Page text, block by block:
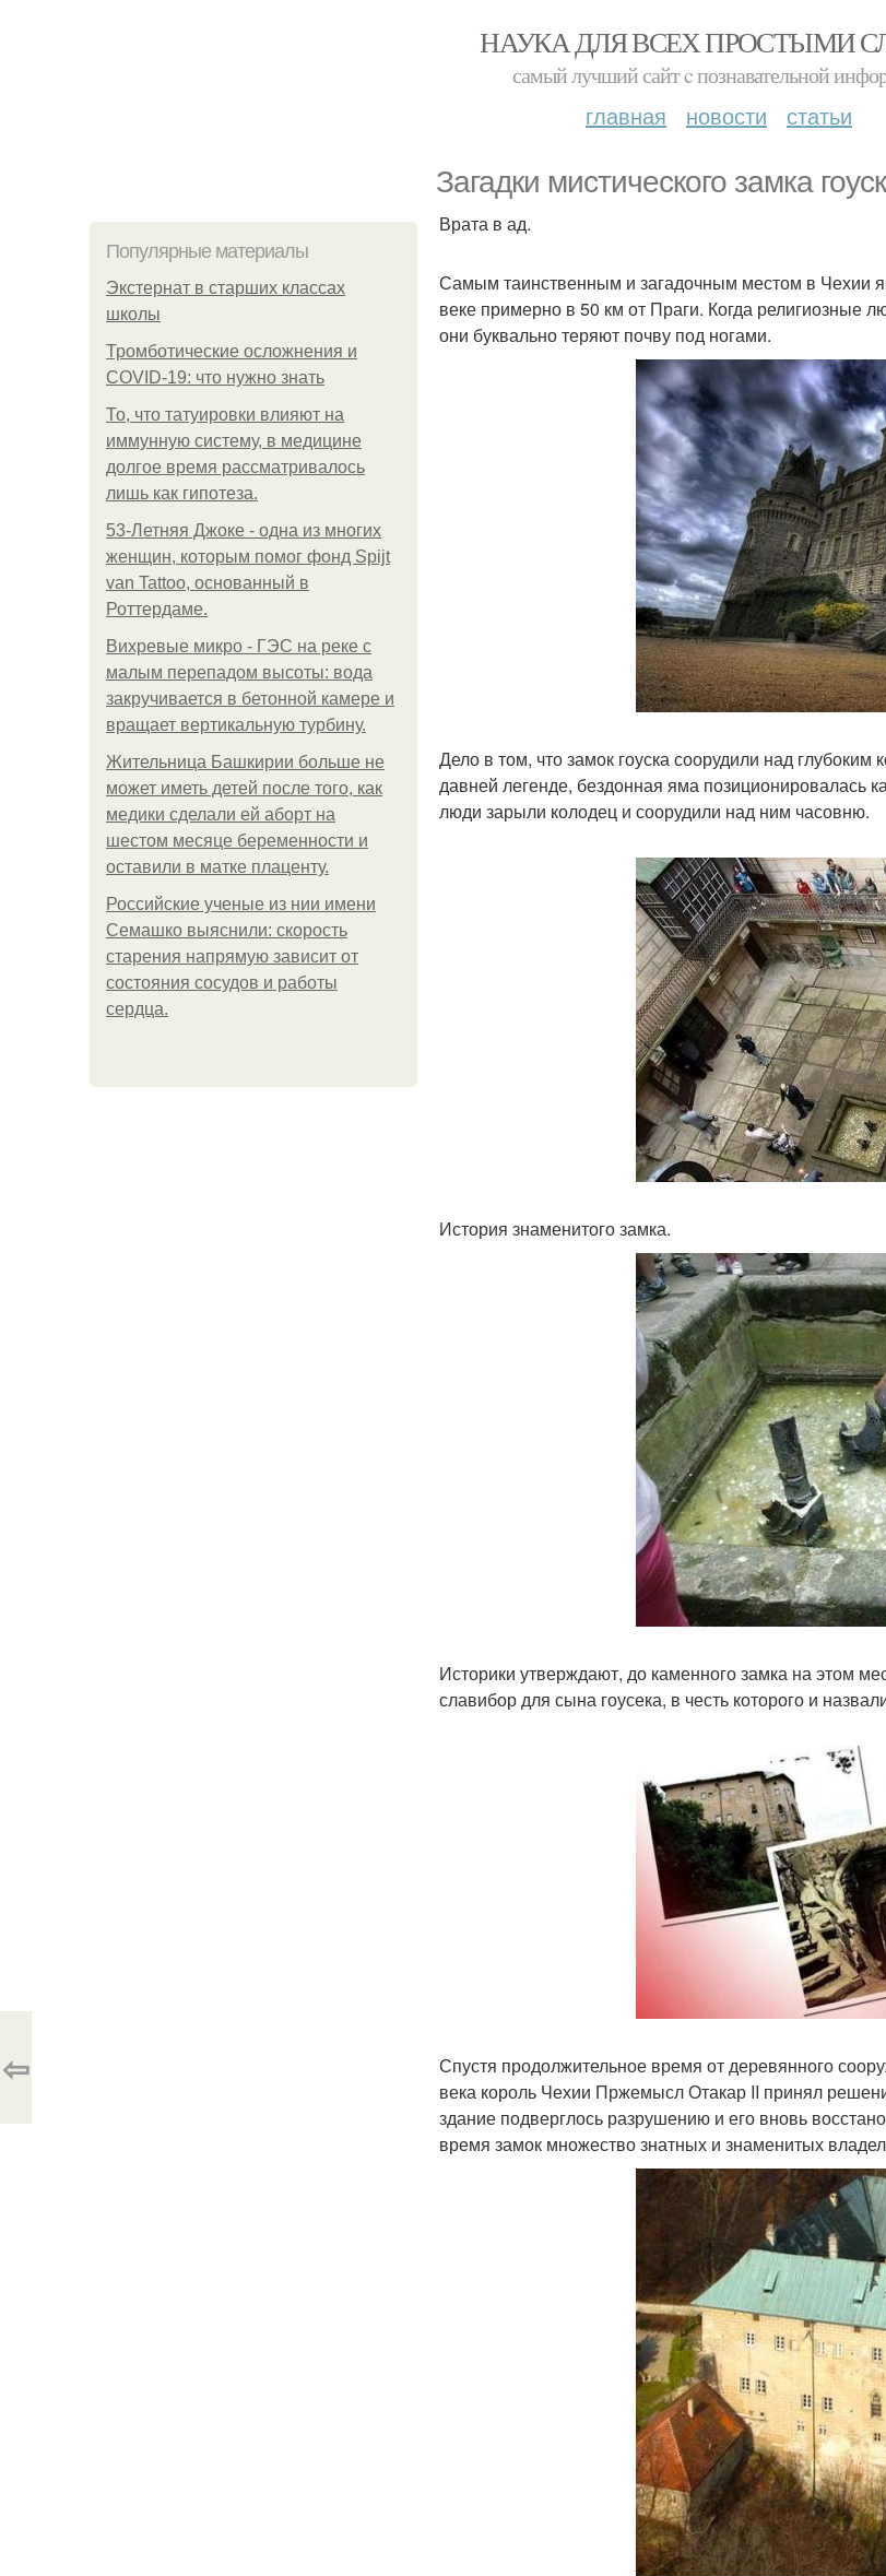
НАУКА ДЛЯ ВСЕХ ПРОСТЫМИ
самый лучший сайт c познавательной
главная новости статьи
Загадки мистического замка
Популярные материалы
Экстернат в старших классах
школы
Тромботические осложнения и
COVID-19: что нужно знать
То, что татуировки влияют на
иммунную систему, в медицине
долгое время рассматривалось
лишь как гипотеза.
53-Летняя Джоке - одна из многих
женщин, которым помог фонд Spijt
van Tattoo, основанный в
Роттердаме.
Вихревые микро - ГЭС на реке с
малым перепадом высоты: вода
закручивается в бетонной камере и
вращает вертикальную турбину.
Жительница Башкирии больше не
может иметь детей после того, как
медики сделали ей аборт на
шестом месяце беременности и
оставили в матке плаценту.
Российские ученые из нии имени
Семашко выяснили: скорость
старения напрямую зависит от
состояния сосудов и работы
сердца.
Врата в ад.
Самым таинственным и загадочным местом в Чехии
веке примерно в 50 км от Праги. Когда религиозные
они буквально теряют почву под ногами.
Дело в том, что замок гоуска соорудили над
давней легенде, бездонная яма позиционировалась
люди зарыли колодец и соорудили над ним часовню.
История знаменитого замка.
Историки утверждают, до каменного замка на этом
славибор для сына гоусека, в честь которого и
Спустя продолжительное время от деревянного
века король Чехии Пржемысл Отакар II принял
здание подверглось разрушению и его вновь
время замок множество знатных и знаменитых
⇦